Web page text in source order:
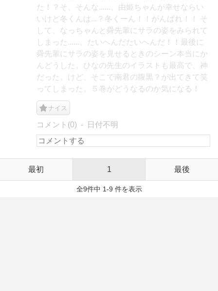
た！？そ、そんな......。由姫ちゃんが幸せならい
いけど冬くんは...？冬くーん！！がんばれ！！ そ
して、なっちゃんと舜先輩にサラの姿をみられて
しまった......。たいへんだたいへんだ！！最後に
舜先輩にサラの姿を見せるときのシーン本当にか
んどうした。ひなの先生のイラストも最高で、神
だった。けど、そこで南君の腹黒？が出てきて笑
ってしまった。５巻がどうなるのか気になる！
ナイス
コメント(0) 日付不明
最初 1 最後
全9件中 1-9 件を表示